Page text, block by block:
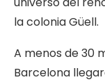
la colonia Güell.
A menos de 30
Barcelona